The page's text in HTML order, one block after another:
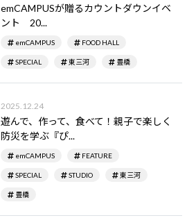
emCAMPUSが贈るカウントダウンイベ
ント 20...
emCAMPUS FOOD HALL
SPECIAL 東三河 豊橋
2025.12.24
遊んで、作って、食べて！親子で楽しく
防災を学ぶ『ぴ...
emCAMPUS FEATURE
SPECIAL STUDIO 東三河
豊橋